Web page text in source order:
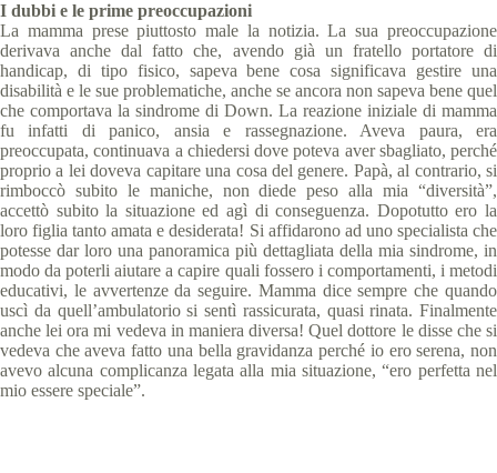
I dubbi e le prime preoccupazioni
La mamma prese piuttosto male la notizia. La sua preoccupazione
derivava anche dal fatto che, avendo già un fratello portatore di
handicap, di tipo fisico, sapeva bene cosa significava gestire una
disabilità e le sue problematiche, anche se ancora non sapeva bene quel
che comportava la sindrome di Down. La reazione iniziale di mamma
fu infatti di panico, ansia e rassegnazione. Aveva paura, era
preoccupata, continuava a chiedersi dove poteva aver sbagliato, perché
proprio a lei doveva capitare una cosa del genere. Papà, al contrario, si
rimboccò subito le maniche, non diede peso alla mia “diversità”,
accettò subito la situazione ed agì di conseguenza. Dopotutto ero la
loro figlia tanto amata e desiderata! Si affidarono ad uno specialista che
potesse dar loro una panoramica più dettagliata della mia sindrome, in
modo da poterli aiutare a capire quali fossero i comportamenti, i metodi
educativi, le avvertenze da seguire. Mamma dice sempre che quando
uscì da quell’ambulatorio si sentì rassicurata, quasi rinata. Finalmente
anche lei ora mi vedeva in maniera diversa! Quel dottore le disse che si
vedeva che aveva fatto una bella gravidanza perché io ero serena, non
avevo alcuna complicanza legata alla mia situazione, “ero perfetta nel
mio essere speciale”.